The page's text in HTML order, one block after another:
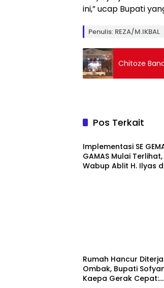
ini,” ucap Bupati
Penulis: REZA/M.IKBAL
Chitoze
Pos Terkait
Berita Utama
Implementasi SE
GAMAS Mulai Terlihat,
Wabup Ablit H. Ilyas
Rumah Hancur
Ombak, Bupati
Kaepa Gerak Cepat: